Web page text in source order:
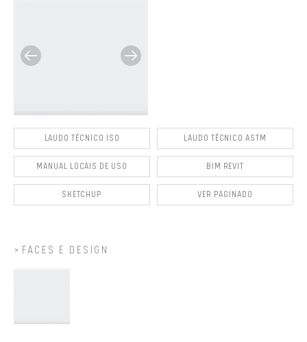
LAUDO TÉCNICO ISO LAUDO TÉCNICO ASTM
MANUAL LOCAIS DE USO BIM REVIT
SKETCHUP VER PAGINADO
FACES E DESIGN